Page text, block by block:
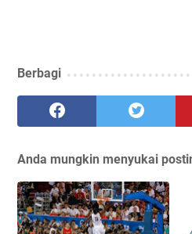
Berbagi
Anda mungkin menyukai